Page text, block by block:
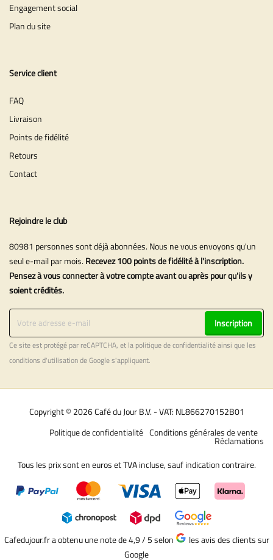
Engagement social
Plan du site
Service client
FAQ
Livraison
Points de fidélité
Retours
Contact
Rejoindre le club
80981 personnes sont déjà abonnées. Nous ne vous envoyons qu'un
seul e-mail par mois. Recevez 100 points de fidélité à l'inscription.
Pensez à vous connecter à votre compte avant ou après pour qu'ils y
soient crédités.
Inscription
Ce site est protégé par reCAPTCHA, et la politique de confidentialitéainsi que les
conditions d'utilisationde Google s'appliquent.
Copyright © 2026 Café du Jour B.V. - VAT: NL866270152B01
Conditions générales de vente
Politique de confidentialité
Réclamations
Tous les prix sont en euros et TVA incluse, sauf indication contraire.
Cafedujour.fr a obtenu une note de 4,9 / 5selon
les avis des clients sur
Google